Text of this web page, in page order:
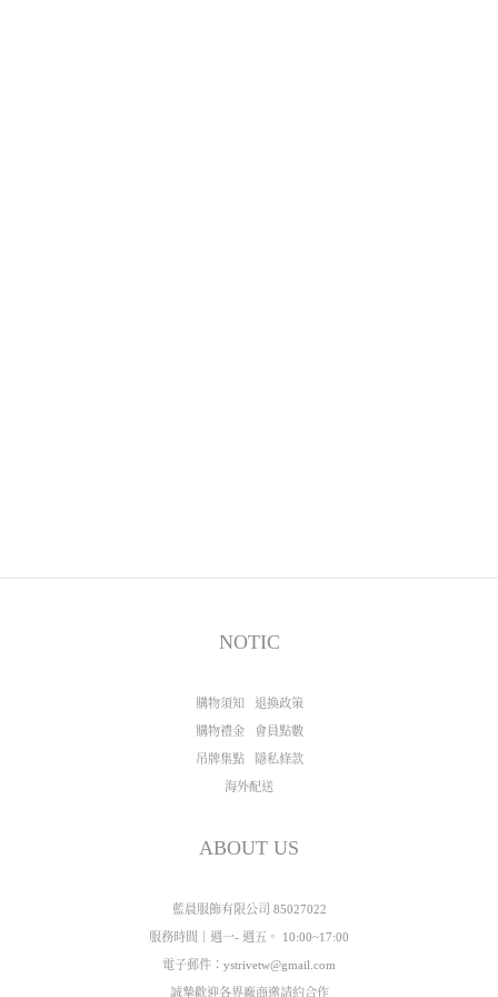
NOTIC
購物須知 退換政策
購物禮金 會員點數
吊牌集點 隱私條款
海外配送
ABOUT US
藍晨服飾有限公司 85027022
服務時間｜週一- 週五。 10:00~17:00
電子郵件：ystrivetw@gmail.com
誠摯歡迎各界廠商邀請約合作